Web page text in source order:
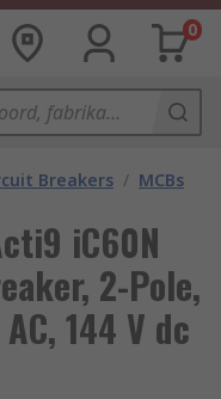
0
Breakers / MCBs
iC60N
2-Pole,
144 V dc